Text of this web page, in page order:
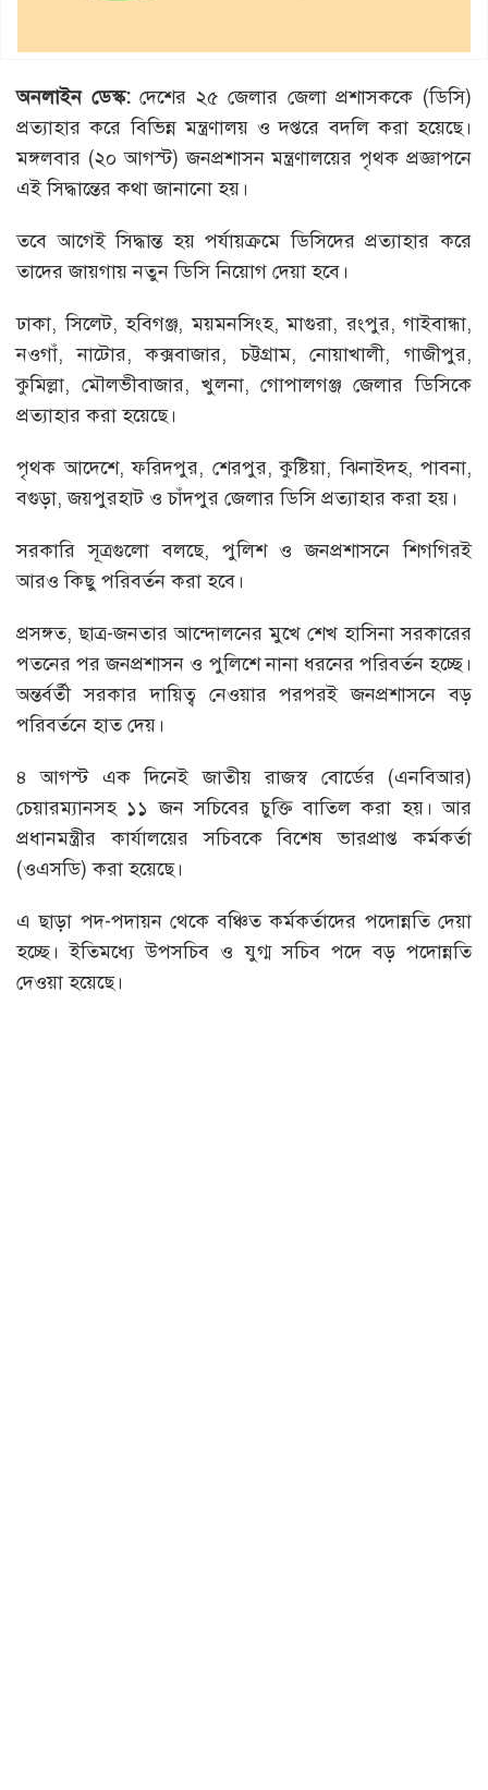
অনলাইন ডেস্ক:দেশের ২৫ জেলার জেলা প্রশাসককে (ডিসি)
প্রত্যাহার করে বিভিন্ন মন্ত্রণালয় ও দপ্তরে বদলি করা হয়েছে।
মঙ্গলবার (২০ আগস্ট) জনপ্রশাসন মন্ত্রণালয়ের পৃথক প্রজ্ঞাপনে
এই সিদ্ধান্তের কথা জানানো হয়।
তবে আগেই সিদ্ধান্ত হয় পর্যায়ক্রমে ডিসিদের প্রত্যাহার করে
তাদের জায়গায় নতুন ডিসি নিয়োগ দেয়া হবে।
ঢাকা, সিলেট, হবিগঞ্জ, ময়মনসিংহ, মাগুরা, রংপুর, গাইবান্ধা,
নওগাঁ, নাটোর, কক্সবাজার, চট্টগ্রাম, নোয়াখালী, গাজীপুর,
কুমিল্লা, মৌলভীবাজার, খুলনা, গোপালগঞ্জ জেলার ডিসিকে
প্রত্যাহার করা হয়েছে।
পৃথক আদেশে, ফরিদপুর, শেরপুর, কুষ্টিয়া, ঝিনাইদহ, পাবনা,
বগুড়া, জয়পুরহাট ও চাঁদপুর জেলার ডিসি প্রত্যাহার করা হয়।
সরকারি সূত্রগুলো বলছে, পুলিশ ও জনপ্রশাসনে শিগগিরই
আরও কিছু পরিবর্তন করা হবে।
প্রসঙ্গত, ছাত্র-জনতার আন্দোলনের মুখে শেখ হাসিনা সরকারের
পতনের পর জনপ্রশাসন ও পুলিশে নানা ধরনের পরিবর্তন হচ্ছে।
অন্তর্বর্তী সরকার দায়িত্ব নেওয়ার পরপরই জনপ্রশাসনে বড়
পরিবর্তনে হাত দেয়।
৪ আগস্ট এক দিনেই জাতীয় রাজস্ব বোর্ডের (এনবিআর)
চেয়ারম্যানসহ ১১ জন সচিবের চুক্তি বাতিল করা হয়। আর
প্রধানমন্ত্রীর কার্যালয়ের সচিবকে বিশেষ ভারপ্রাপ্ত কর্মকর্তা
(ওএসডি) করা হয়েছে।
এ ছাড়া পদ-পদায়ন থেকে বঞ্চিত কর্মকর্তাদের পদোন্নতি দেয়া
হচ্ছে। ইতিমধ্যে উপসচিব ও যুগ্ম সচিব পদে বড় পদোন্নতি
দেওয়া হয়েছে।